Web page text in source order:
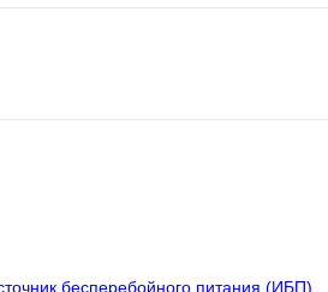
Сравнение
В корзину